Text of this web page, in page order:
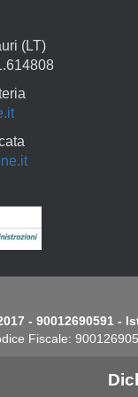
(LT)
- 90012690591 -
Fiscale: